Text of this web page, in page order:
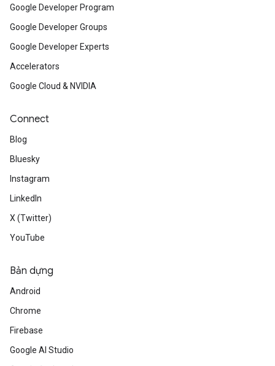
Google Developer Program
Google Developer Groups
Google Developer Experts
Accelerators
Google Cloud & NVIDIA
Connect
Blog
Bluesky
Instagram
LinkedIn
X (Twitter)
YouTube
Bản dựng
Android
Chrome
Firebase
Google AI Studio